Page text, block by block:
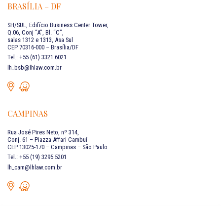
BRASÍLIA – DF
SH/SUL, Edifício Business Center Tower,
Q.06, Conj “A”, Bl. “C”,
salas 1312 e 1313, Asa Sul
CEP 70316-000 – Brasília/DF
Tel.: +55 (61) 3321 6021
lh_bsb@lhlaw.com.br
CAMPINAS
Rua José Pires Neto, nº 314,
Conj. 61 – Piazza Affari Cambuí
CEP 13025-170 – Campinas – São Paulo
Tel.: +55 (19) 3295 5201
lh_cam@lhlaw.com.br